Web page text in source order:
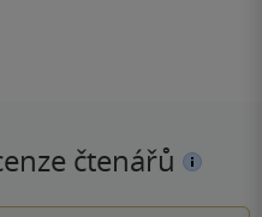
čtenářů